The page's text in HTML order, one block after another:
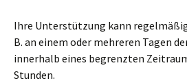
Ihre Unterstützung kann regelmäßig
B. an einem oder mehreren Tagen
innerhalb eines begrenzten
Stunden.